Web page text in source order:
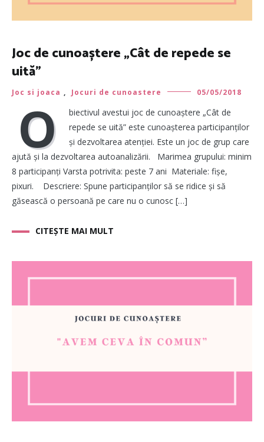
Joc de cunoaștere „Cât de repede se
uită”
Joc si joaca , Jocuri de cunoastere 05/05/2018
O
biectivul avestui joc de cunoaștere „Cât de
repede se uită” este cunoașterea participanților
și dezvoltarea atenției. Este un joc de grup care
ajută și la dezvoltarea autoanalizării. Marimea grupului: minim
8 participanți Varsta potrivita: peste 7 ani Materiale: fișe,
pixuri. Descriere: Spune participanților să se ridice și să
găsească o persoană pe care nu o cunosc […]
CITEȘTE MAI MULT